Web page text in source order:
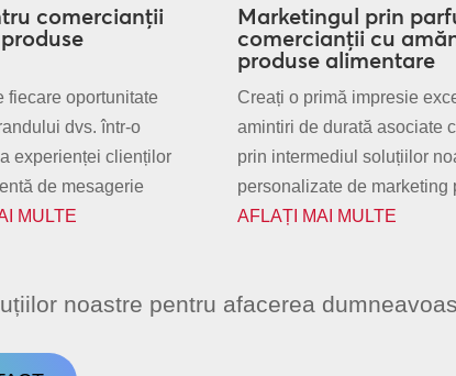
comercianții
fiecare oportunitate
dvs. într-o
experienței clienților
de mesagerie
MULTE
Marketingul prin
comercianții cu
produse alimentare
Creați o primă impresie
amintiri de durată asociate
prin intermediul soluțiilor
personalizate de marketing
AFLAȚI MAI MULTE
noastre pentru afacerea